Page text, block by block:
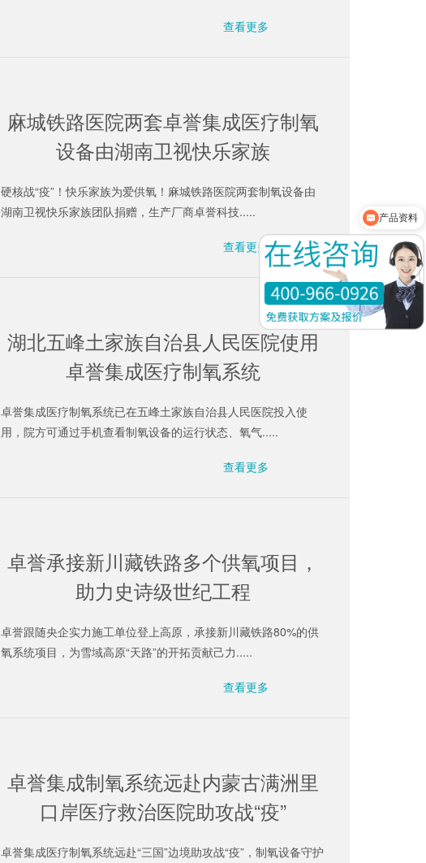
查看更多
麻城铁路医院两套卓誉集成医疗制氧
设备由湖南卫视快乐家族
硬核战“疫”！快乐家族为爱供氧！麻城铁路医院两套制氧设备由
湖南卫视快乐家族团队捐赠，生产厂商卓誉科技.....
查看更多
湖北五峰土家族自治县人民医院使用
卓誉集成医疗制氧系统
卓誉集成医疗制氧系统已在五峰土家族自治县人民医院投入使
用，院方可通过手机查看制氧设备的运行状态、氧气.....
查看更多
卓誉承接新川藏铁路多个供氧项目，
助力史诗级世纪工程
卓誉跟随央企实力施工单位登上高原，承接新川藏铁路80%的供
氧系统项目，为雪域高原“天路”的开拓贡献己力.....
查看更多
卓誉集成制氧系统远赴内蒙古满洲里
口岸医疗救治医院助攻战“疫”
卓誉集成医疗制氧系统远赴“三国”边境助攻战“疫”，制氧设备守护
方案报价